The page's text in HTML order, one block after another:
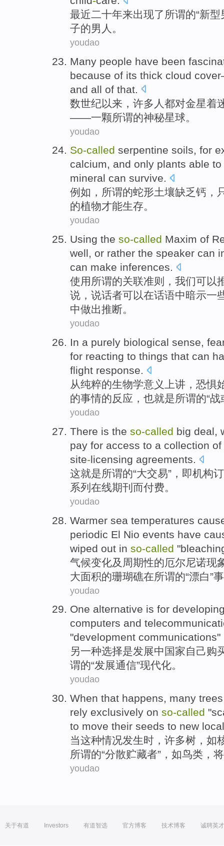
最近二十年来出现了 所谓的“新型
子的男人。
youdao
Many people have been
because of its thick cloud cover
and all of that.
数世纪以来， 许多 人 都对金星着
——一颗所谓的神秘星球 。
youdao
So-called serpentine soils, for
calcium, and only plants able to
mineral can survive.
例如 ， 所谓的蛇形土壤缺乏钙 ，
的植物才能生存。
youdao
Using the so-called Maxim of
well, or rather the speaker can
can make inferences.
使用 所谓的关联准则 ， 我们可以
说 ，说话者可以在话语中暗示一
中做出推断。
youdao
In a purely biological sense,
for reacting to things that can
flight response.
从纯粹的生物学意义上讲 ， 恐惧
的事情的反应 ，也就是所谓的“战
youdao
There is the so-called big deal,
pay for access to a collection of
site-licensing agreements.
这就是所谓的“大交易”， 即机构
系列 在线期刊 而付费。
youdao
Warmer sea temperatures
periodic El Nio events have
wiped out in so-called "
气候变化及 周期性的厄尔尼诺现
大面积的珊瑚礁在所谓的“漂白”
youdao
One alternative is for
computers and
"development communications"
另一种选择是发展中 国家自己购
谓的“发展通信”现代化。
youdao
When that happens, many trees
rely exclusively on so-called "
to move their seeds to new
当这种情况发生时 ， 许多树 ， 如
所谓的“分散贮藏者”， 如鸟类 ， 将
youdao
关于有道 Investors 有道智选 官方博客 技术博客 诚聘英才